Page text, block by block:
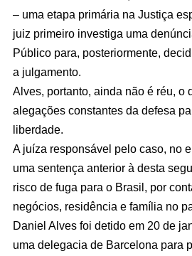
– uma etapa primária na Justiça
juiz primeiro investiga uma
Público para, posteriormente,
a julgamento.
Alves, portanto, ainda não é réu, o
alegações constantes da defesa
liberdade.
A juíza responsável pelo caso, no
uma sentença anterior à desta
risco de fuga para o Brasil, por
negócios, residência e família no
Daniel Alves foi detido em 20 de
uma delegacia de Barcelona para